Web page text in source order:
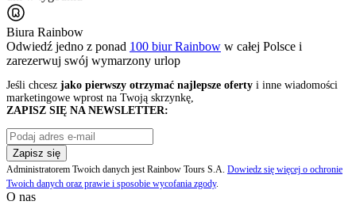
Biura Rainbow
Odwiedź jedno z ponad 100 biur Rainbow w całej Polsce i
zarezerwuj swój wymarzony urlop
Jeśli chcesz jako pierwszy otrzymać najlepsze oferty i inne wiadomości
marketingowe wprost na Twoją skrzynkę,
ZAPISZ SIĘ NA NEWSLETTER:
Zapisz się
Administratorem Twoich danych jest Rainbow Tours S.A. Dowiedz się więcej o ochronie
Twoich danych oraz prawie i sposobie wycofania zgody.
O nas